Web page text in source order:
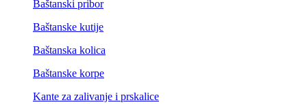
Baštanski pribor
Baštanske kutije
Baštanska kolica
Baštanske korpe
Kante za zalivanje i prskalice